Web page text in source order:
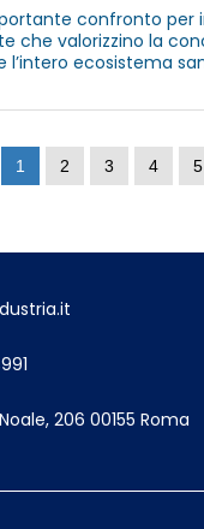
confronto per
che valorizzino la
l’intero ecosistema
1 2 3 4 5
206 00155 Roma